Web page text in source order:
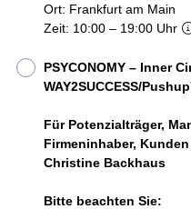
Ort: Frankfurt am Main
Zeit: 10:00 – 19:00 Uhr
PSYCONOMY – Inner
WAY2SUCCESS/
Für Potenzialträger,
Firmeninhaber,
Christine Backhaus
Bitte beachten Sie: